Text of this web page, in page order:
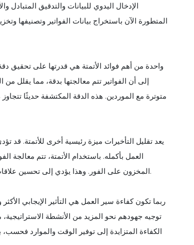
الإدخال اليدوي للبيانات والتدقيق
المتطورة الآن باستخراج بيانات الفواتير وتصنيفها
واحدة من أهم فوائد الأتمتة هي قدرتها على تحقيق
إلى أن الفواتير تتم معالجتها بدقة، مما يقلل
متوترة مع الموردين. هذه الدقة المكتشفة حديثًا
يعد تقليل التأخيرات ميزة رئيسية أخرى للأتمتة. قد
العمل بأكمله. باستخدام الأتمتة، تتم
المخزون على الفور. وهذا يؤدي إلى تحسين علاقات الموردين وسلسلة التوريد السلسة، وهو أمر أساسي في صناعة المطاعم.
ربما تكون كفاءة سير العمل هي التأثير الإيجابي
توجيه جهودهم نحو المزيد من الأنشطة
الكفاءة المتزايدة إلى توفير الوقت والموارد